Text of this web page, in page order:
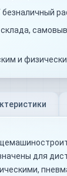
и
для